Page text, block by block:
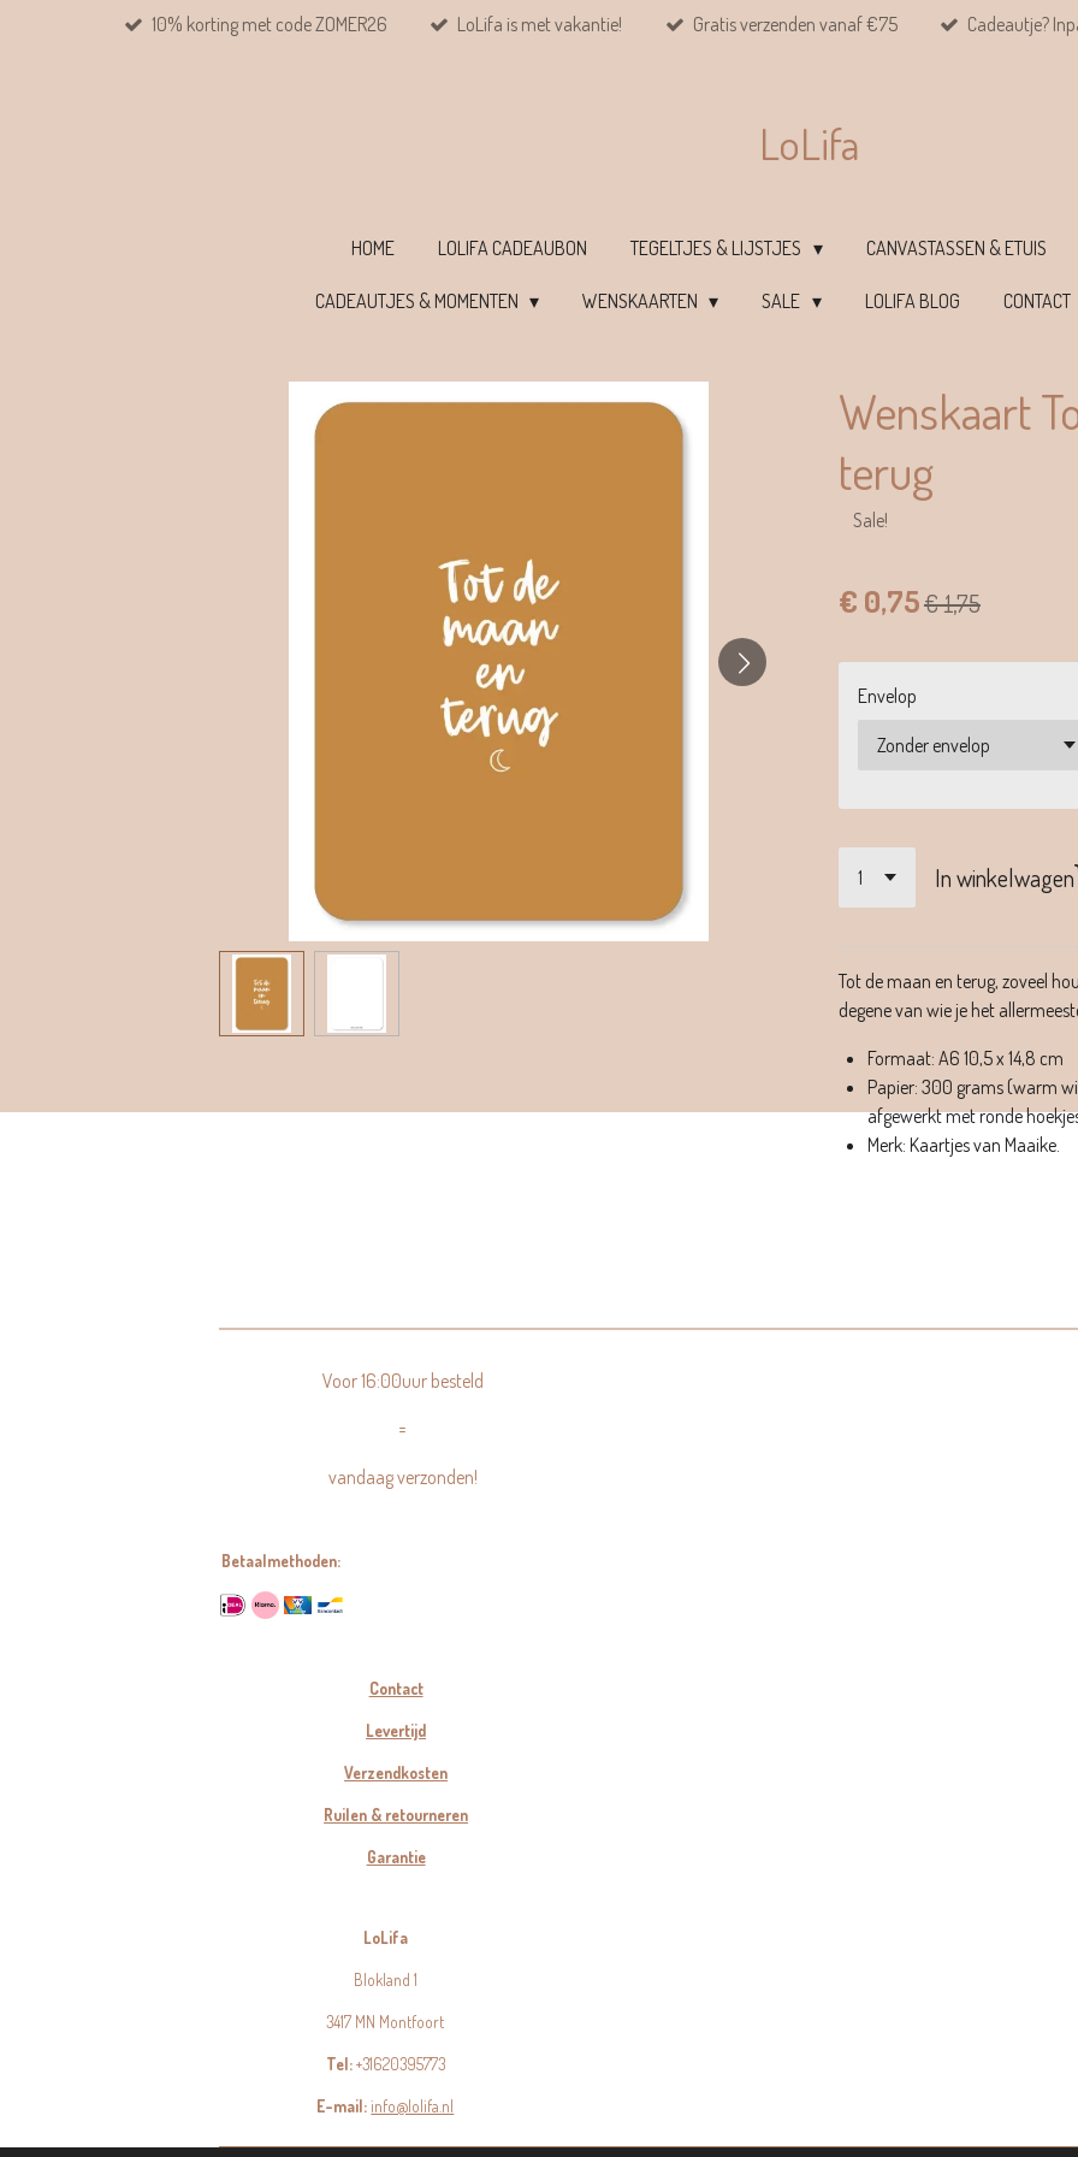
10% korting met code ZOMER26 LoLifa is met vakantie! Gratis verzenden vanaf €75 Cadeautje?
LoLifa
HOME LOLIFA CADEAUBON TEGELTJES & LIJSTJES CANVASTASSEN & ETUIS
CADEAUTJES & MOMENTEN WENSKAARTEN SALE LOLIFA BLOG CONTACT
Wenskaart
terug
Sale!
€ 0,75€ 1,75
Envelop
In winkelwagen
Tot de maan en terug, zoveel
degene van wie je het
Formaat: A6 10,5 x 14,8 cm
Papier: 300 grams (warm
afgewerkt met ronde
Merk: Kaartjes van Maaike.
Voor 16:00uur besteld
=
vandaag verzonden!
Betaalmethoden:
Contact
Levertijd
Verzendkosten
Ruilen & retourneren
Garantie
LoLifa
Blokland 1
3417 MN Montfoort
Tel:+31620395773
E-mail:info@lolifa.nl